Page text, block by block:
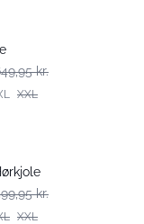
kr.
XXL
kr.
XXL